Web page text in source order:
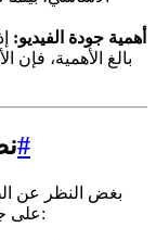
أهمية جودة الفيديو:
بالغ الأهمية، فإن
#
بغض النظر عن
على: